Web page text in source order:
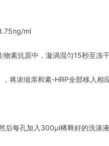
ml
素抗原中，漩涡混匀15秒至冻
将浓缩亲和素-HRP全部移入
后每孔加入300μl稀释好的洗涤